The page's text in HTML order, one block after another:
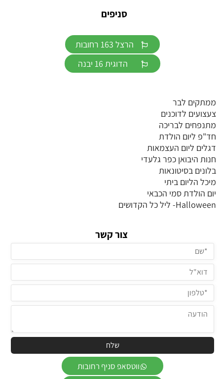
סניפים
הרצל 163 רחובות
הדוגית 16 יבנה
ממתקים לבר
צעצועים לדוכנים
מתנפחים לבריכה
חד"פ ליום הולדת
דגלים ליום העצמאות
חנות היבואן כפר גלעדי
בלונים בסיטונאות
מיכל הליום ביתי
יום הולדת סמי הכבאי
Halloween- ליל כל הקדושים
צור קשר
ווטסאפ סניף רחובות